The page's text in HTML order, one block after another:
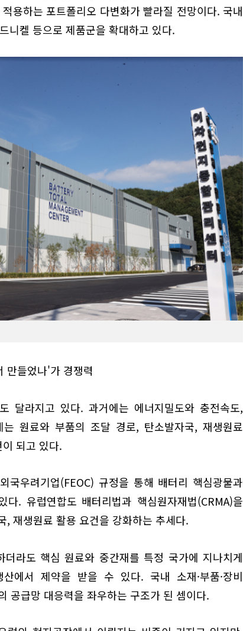
용하는 포트폴리오 다변화가 빨라질 전망이다. 국내
니켈 등으로 제품군을 확대하고 있다.
들었나'가 경쟁력
달라지고 있다. 과거에는 에너지밀도와 충전속도,
원료와 부품의 조달 경로, 탄소발자국, 재생원료
되고 있다.
국우려기업(FEOC) 규정을 통해 배터리 핵심광물과
. 유럽연합도 배터리법과 핵심원자재법(CRMA)을
, 재생원료 활용 요건을 강화하는 추세다.
라도 핵심 원료와 중간재를 특정 국가에 지나치게
에서 제약을 받을 수 있다. 국내 소재·부품·장비
공급망 대응력을 좌우하는 구조가 된 셈이다.